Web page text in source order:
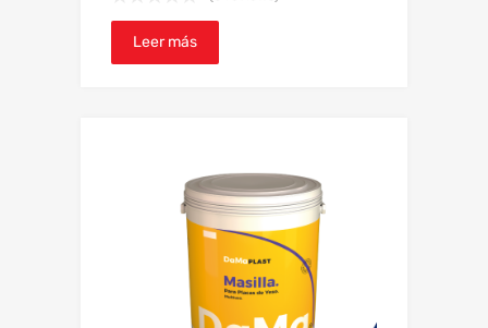
Leer más